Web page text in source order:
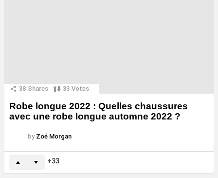
38 Shares 33 Votes
Robe longue 2022 : Quelles chaussures
avec une robe longue automne 2022 ?
by Zoé Morgan
33